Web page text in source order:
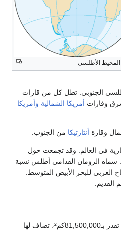
الأطلسي
الجنوبي. تطل كل من قارات
وقارات أمريكا الشمالية وأمريكا
وقارة أنتارتيكا من الجنوب.
في العالم. وقد تجمعت حول
سماه الرومان القدامى أطلس نسبة
الغربي للبحر الأبيض المتوسط.
القديم.
يغطي المحيط الأطلسي مساحة تقدر بـ81,500,000كم²، تضاف لها